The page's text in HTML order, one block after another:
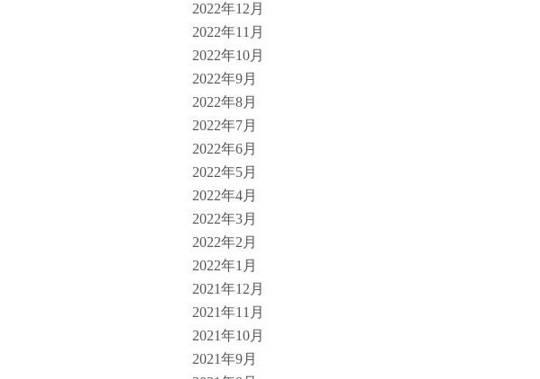
2022年12月
2022年11月
2022年10月
2022年9月
2022年8月
2022年7月
2022年6月
2022年5月
2022年4月
2022年3月
2022年2月
2022年1月
2021年12月
2021年11月
2021年10月
2021年9月